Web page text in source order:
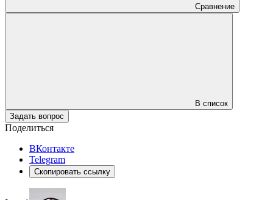
Сравнение
В список
Задать вопрос
Поделиться
ВКонтакте
Telegram
Скопировать ссылку